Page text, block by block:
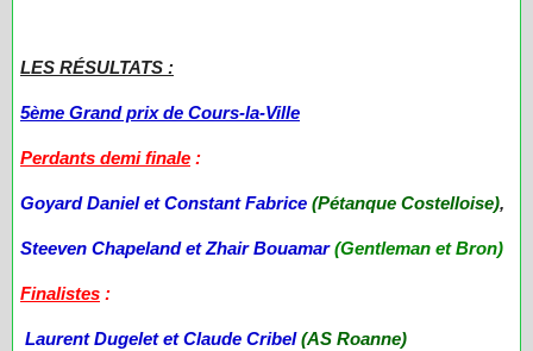
LES RÉSULTATS :
5ème Grand prix de Cours-la-Ville
Perdants demi finale :
Goyard Daniel et Constant Fabrice (Pétanque Costelloise),
Steeven Chapeland et Zhair Bouamar (Gentleman et Bron)
Finalistes :
Laurent Dugelet et Claude Cribel(AS Roanne)